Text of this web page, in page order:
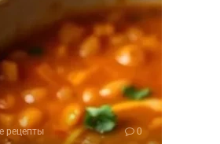
рецепты 0